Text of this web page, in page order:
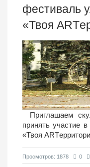
фестиваль
«Твоя
Приглашаем
принять участие
«Твоя
Просмотров: 1878 0